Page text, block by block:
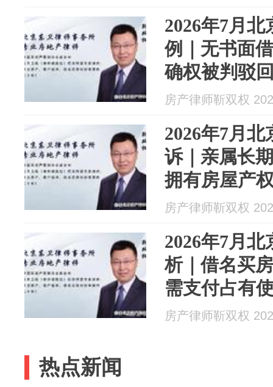
2026年7月
例｜无书面
确权被判驳
房产律师靳双权
2026年7月
诉｜亲属长
拥有房屋产
房产律师靳双权
2026年7月
析｜借名买
需支付占有
房产律师靳双权
热点新闻